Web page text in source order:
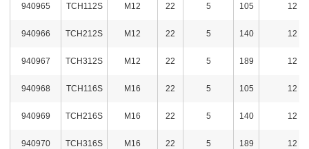
940965 TCH112S M12 22 5 105 12
940966 TCH212S M12 22 5 140 12
940967 TCH312S M12 22 5 189 12
940968 TCH116S M16 22 5 105 12
940969 TCH216S M16 22 5 140 12
940970 TCH316S M16 22 5 189 12